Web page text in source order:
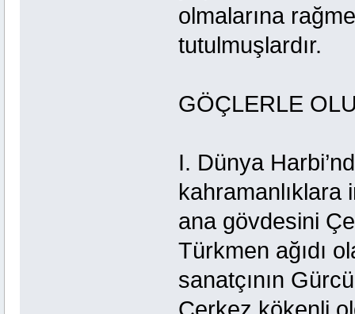
olmalarına
tutulmuşlardır.
GÖÇLERLE
I. Dünya
kahramanlıklara
ana gövdesini
Türkmen ağıdı
sanatçının